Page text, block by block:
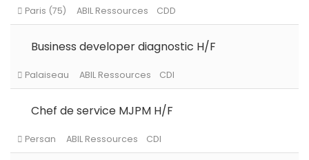
Paris (75) ABIL Ressources
Business developer diagnostic H/F
Chef de service MJPM H/F